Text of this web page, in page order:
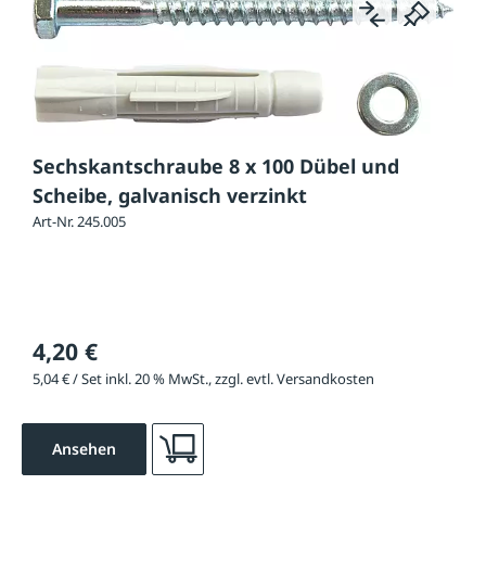
Sechskantschraube 8 x 100 Dübel und
Scheibe, galvanisch verzinkt
Art-Nr. 245.005
4,20 €
5,04 € / Set inkl. 20 % MwSt., zzgl. evtl. Versandkosten
Ansehen